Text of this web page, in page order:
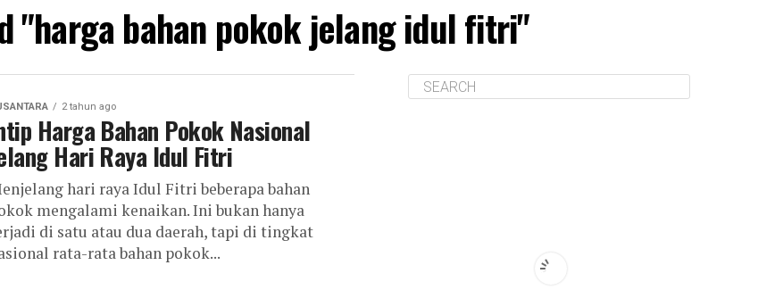
"harga bahan pokok jelang idul fitri"
2 tahun ago
Harga Bahan Pokok Nasional
Hari Raya Idul Fitri
hari raya Idul Fitri beberapa bahan
mengalami kenaikan. Ini bukan hanya
di satu atau dua daerah, tapi di tingkat
rata-rata bahan pokok...